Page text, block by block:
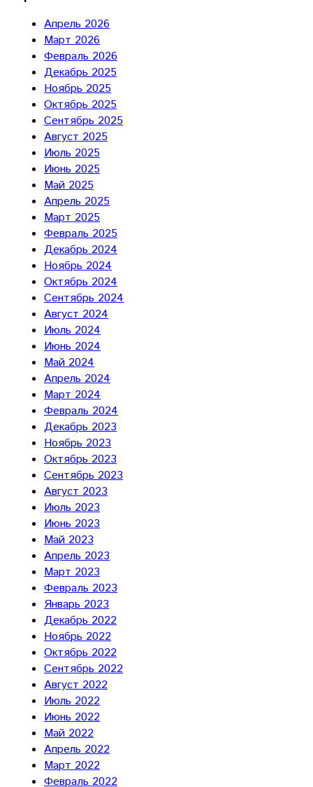
Апрель 2026
Март 2026
Февраль 2026
Декабрь 2025
Ноябрь 2025
Октябрь 2025
Сентябрь 2025
Август 2025
Июль 2025
Июнь 2025
Май 2025
Апрель 2025
Март 2025
Февраль 2025
Декабрь 2024
Ноябрь 2024
Октябрь 2024
Сентябрь 2024
Август 2024
Июль 2024
Июнь 2024
Май 2024
Апрель 2024
Март 2024
Февраль 2024
Декабрь 2023
Ноябрь 2023
Октябрь 2023
Сентябрь 2023
Август 2023
Июль 2023
Июнь 2023
Май 2023
Апрель 2023
Март 2023
Февраль 2023
Январь 2023
Декабрь 2022
Ноябрь 2022
Октябрь 2022
Сентябрь 2022
Август 2022
Июль 2022
Июнь 2022
Май 2022
Апрель 2022
Март 2022
Февраль 2022